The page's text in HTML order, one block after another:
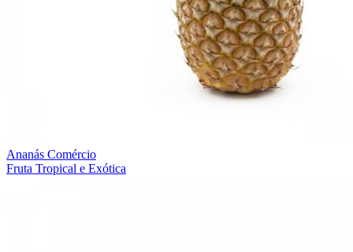
Ananás Comércio
Fruta Tropical e Exótica